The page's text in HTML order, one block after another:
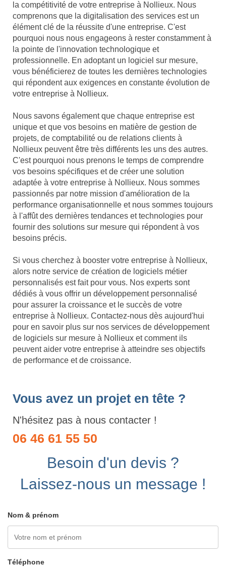
la compétitivité de votre entreprise à Nollieux. Nous
comprenons que la digitalisation des services est un
élément clé de la réussite d'une entreprise. C'est
pourquoi nous nous engageons à rester constamment à
la pointe de l'innovation technologique et
professionnelle. En adoptant un logiciel sur mesure,
vous bénéficierez de toutes les dernières technologies
qui répondent aux exigences en constante évolution de
votre entreprise à Nollieux.
Nous savons également que chaque entreprise est
unique et que vos besoins en matière de gestion de
projets, de comptabilité ou de relations clients à
Nollieux peuvent être très différents les uns des autres.
C'est pourquoi nous prenons le temps de comprendre
vos besoins spécifiques et de créer une solution
adaptée à votre entreprise à Nollieux. Nous sommes
passionnés par notre mission d'amélioration de la
performance organisationnelle et nous sommes toujours
à l'affût des dernières tendances et technologies pour
fournir des solutions sur mesure qui répondent à vos
besoins précis.
Si vous cherchez à booster votre entreprise à Nollieux,
alors notre service de création de logiciels métier
personnalisés est fait pour vous. Nos experts sont
dédiés à vous offrir un développement personnalisé
pour assurer la croissance et le succès de votre
entreprise à Nollieux. Contactez-nous dès aujourd'hui
pour en savoir plus sur nos services de développement
de logiciels sur mesure à Nollieux et comment ils
peuvent aider votre entreprise à atteindre ses objectifs
de performance et de croissance.
Vous avez un projet en tête ?
N'hésitez pas à nous contacter !
06 46 61 55 50
Besoin d'un devis ?
Laissez-nous un message !
Nom & prénom
Téléphone